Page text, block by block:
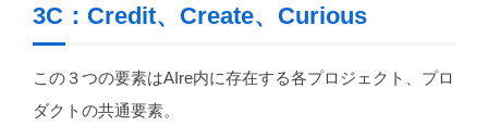
3C：Credit、Create、Curious
この３つの要素はAIre内に存在する各プロジェクト、プロ
ダクトの共通要素。